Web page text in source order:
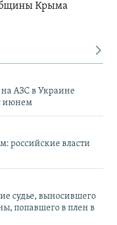
Крыма
на АЗС в Украине
июнем
российские власти
судье, выносившего
попавшего в плен в